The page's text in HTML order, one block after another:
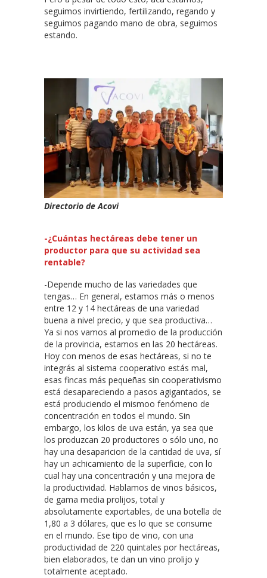
seguimos invirtiendo, fertilizando, regando y
seguimos pagando mano de obra, seguimos
estando.
Directorio de Acovi
-¿Cuántas hectáreas debe tener un
productor para que su actividad sea
rentable?
-Depende mucho de las variedades que
tengas… En general, estamos más o menos
entre 12 y 14 hectáreas de una variedad
buena a nivel precio, y que sea productiva…
Ya si nos vamos al promedio de la producción
de la provincia, estamos en las 20 hectáreas.
Hoy con menos de esas hectáreas, si no te
integrás al sistema cooperativo estás mal,
esas fincas más pequeñas sin cooperativismo
está desapareciendo a pasos agigantados, se
está produciendo el mismoo fenómeno de
concentración en todos el mundo. Sin
embargo, los kilos de uva están, ya sea que
los produzcan 20 productores o sólo uno, no
hay una desaparicion de la cantidad de uva, sí
hay un achicamiento de la superficie, con lo
cual hay una concentración y una mejora de
la productividad. Hablamos de vinos básicos,
de gama media prolijos, total y
absolutamente exportables, de una botella de
1,80 a 3 dólares, que es lo que se consume
en el mundo. Ese tipo de vino, con una
productividad de 220 quintales por hectáreas,
bien elaborados, te dan un vino prolijo y
totalmente aceptado.